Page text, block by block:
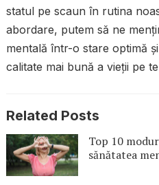
statul pe scaun în rutina
abordare, putem să ne
mentală într-o stare optimă
calitate mai bună a vieții pe
Related Posts
Top 10
sănătatea